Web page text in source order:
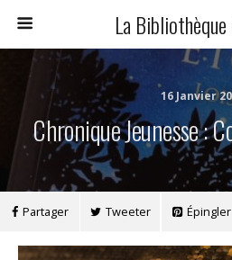
La
16 Janvier
Chronique Jeunesse :
Partager Tweeter Épingler